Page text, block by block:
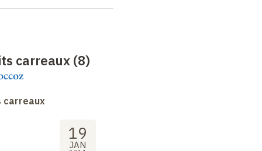
carreaux (8)
carreaux
19
JAN